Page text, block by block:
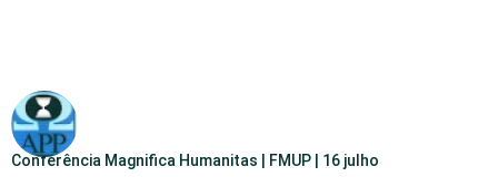
Conferência Magnifica Humanitas | FMUP | 16 julho